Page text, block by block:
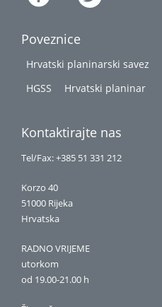
Poveznice
Hrvatski planinarski savez
HGSS
Hrvatski planinar
Kontaktirajte nas
Tel/Fax: +385 51 331 212
Korzo 40
51000 Rijeka
Hrvatska
RADNO VRIJEME
utorkom
od 19.00-21.00 h